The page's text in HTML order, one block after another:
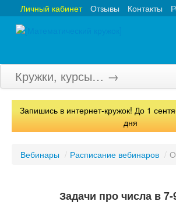
Контакты
Отзывы
Личный кабинет
Кружки, курсы… →
Главная
Запишись в интернет-кружок! До 1
дня
Вебинары / Расписание вебинаров /
Задачи про числа в 7-